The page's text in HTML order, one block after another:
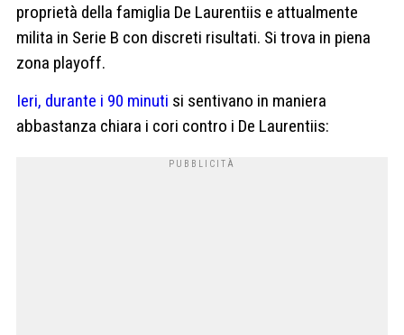
proprietà della famiglia De Laurentiis e attualmente
milita in Serie B con discreti risultati. Si trova in piena
zona playoff.
Ieri, durante i 90 minuti si sentivano in maniera
abbastanza chiara i cori contro i De Laurentiis: